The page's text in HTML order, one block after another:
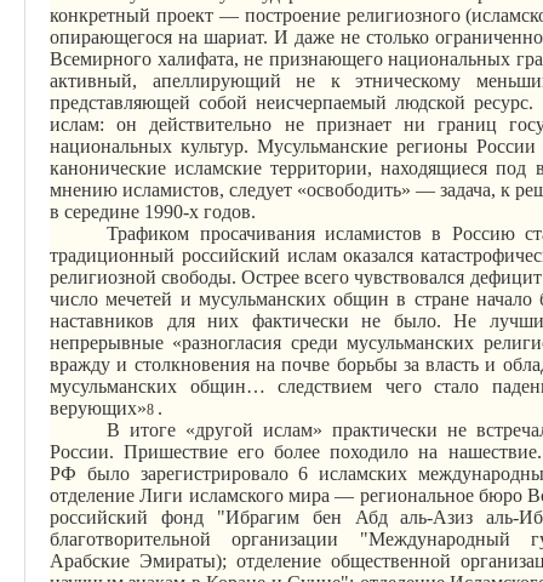
конкретный проект — построение религиозного
опирающегося на шариат. И даже не столько
Всемирного халифата, не признающего национальных
активный, апеллирующий не к этническому
представляющей собой неисчерпаемый людской ресурс.
ислам: он действительно не признает ни границ
национальных культур. Мусульманские регионы
канонические исламские территории, находящиеся
мнению исламистов, следует «освободить» — задача, к
в середине 1990-х годов.
Трафиком просачивания исламистов в Россию
традиционный российский ислам оказался
религиозной свободы. Острее всего чувствовался
число мечетей и мусульманских общин в стране
наставников для них фактически не было. Не
непрерывные «разногласия среди мусульманских
вражду и столкновения на почве борьбы за власть и
мусульманских общин… следствием чего стало
верующих»8 .
В итоге «другой ислам» практически не
России. Пришествие его более походило на
РФ былозарегистрировало 6 исламских
отделение Лиги исламского мира — региональное бюро
российский фонд "Ибрагим бен Абд аль-Азиз
аль-
благотворительной организации "Международный
Арабские Эмираты); отделение общественной